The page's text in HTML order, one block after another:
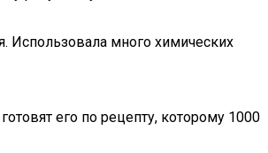
Использовала много химических
его по рецепту, которому 1000